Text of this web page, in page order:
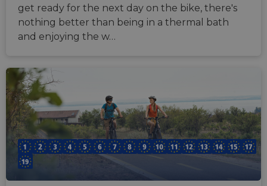
get ready for the next day on the bike, there's
nothing better than being in a thermal bath
and enjoying the w…